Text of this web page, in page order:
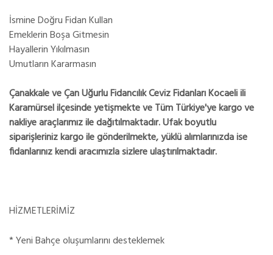
İsmine Doğru Fidan Kullan
Emeklerin Boşa Gitmesin
Hayallerin Yıkılmasın
Umutların Kararmasın
Çanakkale ve Çan Uğurlu Fidancılık Ceviz Fidanları Kocaeli ili
Karamürsel ilçesinde yetişmekte ve Tüm Türkiye'ye kargo ve
nakliye araçlarımız ile dağıtılmaktadır. Ufak boyutlu
siparişleriniz kargo ile gönderilmekte, yüklü alımlarınızda ise
fidanlarınız kendi aracımızla sizlere ulaştırılmaktadır.
HİZMETLERİMİZ
* Yeni Bahçe oluşumlarını desteklemek